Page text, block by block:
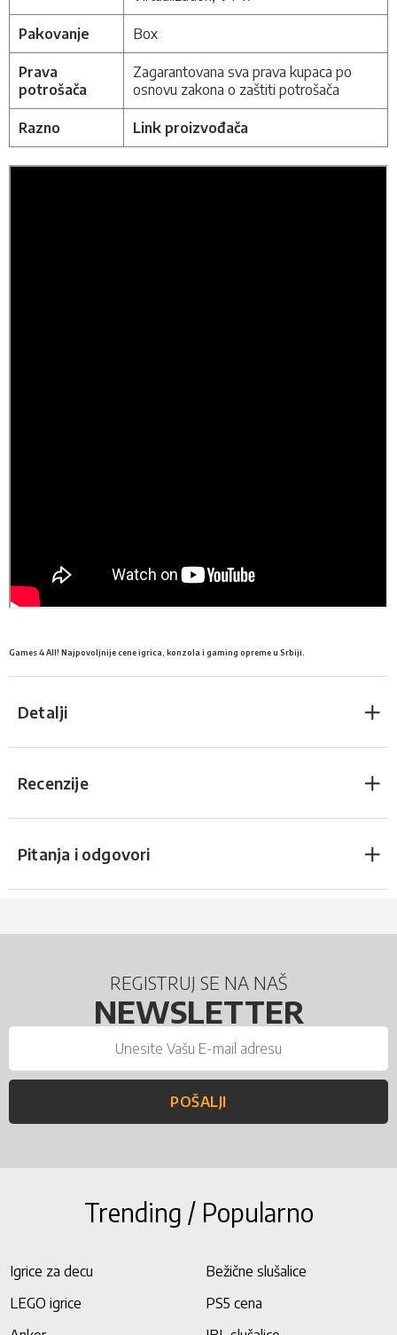
Pakovanje Box
Prava
potrošača
Zagarantovana sva prava kupaca po
osnovu zakona o zaštiti potrošača
Razno Link proizvođača
Games 4 All! Najpovoljnije cene igrica, konzola i gaming opreme u Srbiji.
Detalji
Recenzije
Pitanja i odgovori
REGISTRUJ SE NA NAŠ
NEWSLETTER
POŠALJI
Trending / Popularno
Igrice za decu
Bežične slušalice
LEGO igrice
PS5 cena